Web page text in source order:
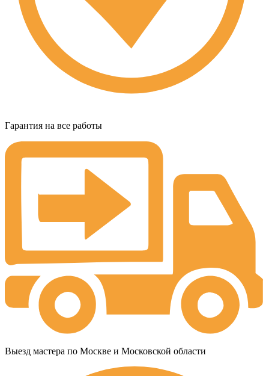
Гарантия на все работы
Выезд мастера по Москве и Московской области